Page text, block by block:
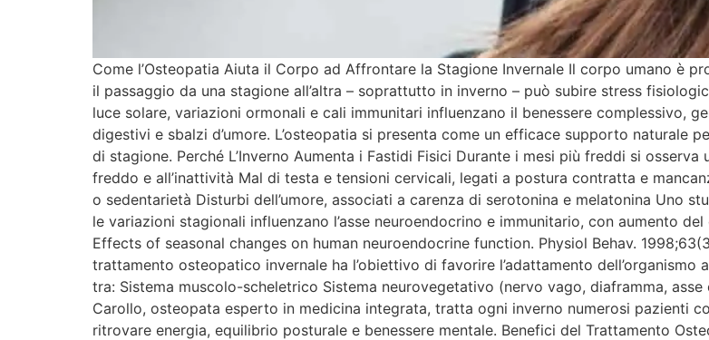
Come l’Osteopatia Aiuta il Corpo ad Affrontare la Stagione Invernale Il corpo umano è
il passaggio da una stagione all’altra – soprattutto in inverno – può subire stress
luce solare, variazioni ormonali e cali immunitari influenzano il benessere complessivo,
digestivi e sbalzi d’umore. L’osteopatia si presenta come un efficace supporto naturale
di stagione. Perché L’Inverno Aumenta i Fastidi Fisici Durante i mesi più freddi si
freddo e all’inattività Mal di testa e tensioni cervicali, legati a postura contratta e
o sedentarietà Disturbi dell’umore, associati a carenza di serotonina e melatonina Uno
le variazioni stagionali influenzano l’asse neuroendocrino e immunitario, con aumento
Effects of seasonal changes on human neuroendocrine function. Physiol Behav.
trattamento osteopatico invernale ha l’obiettivo di favorire l’adattamento
tra: Sistema muscolo-scheletrico Sistema neurovegetativo (nervo vago, diaframma,
Carollo, osteopata esperto in medicina integrata, tratta ogni inverno numerosi pazienti
ritrovare energia, equilibrio posturale e benessere mentale. Benefici del Trattamento